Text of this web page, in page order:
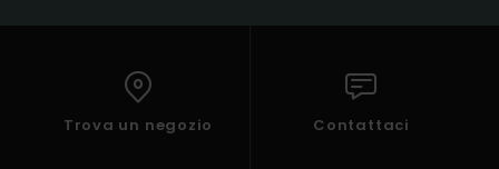
Trova un negozio Contattaci